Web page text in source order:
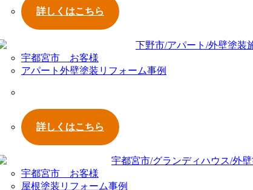
詳しくはこちら
宇都宮市 お客様
アパート外壁塗装リフォーム事例
詳しくはこちら
宇都宮市 お客様
屋根塗装リフォーム事例